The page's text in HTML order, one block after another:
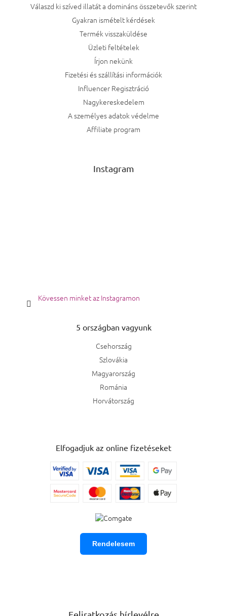
Válaszd ki szíved illatát a domináns összetevők szerint
Gyakran ismételt kérdések
Termék visszaküldése
Üzleti feltételek
Írjon nekünk
Fizetési és szállítási információk
Influencer Regisztráció
Nagykereskedelem
A személyes adatok védelme
Affiliate program
Instagram
Kövessen minket az Instagramon
5 országban vagyunk
Csehország
Szlovákia
Magyarország
Románia
Horvátország
Elfogadjuk az online fizetéseket
Rendelesem